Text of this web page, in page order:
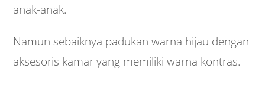
anak-anak.
Namun sebaiknya padukan warna hijau dengan
aksesoris kamar yang memiliki warna kontras.